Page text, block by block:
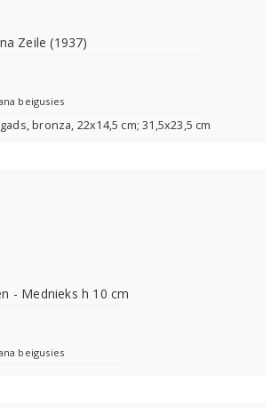
Zeile (1937)
beigusies
bronza, 22x14,5 cm; 31,5x23,5 cm
- Mednieks h 10 cm
beigusies